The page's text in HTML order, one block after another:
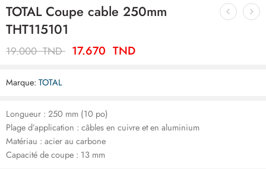
TOTAL Coupe cable 250mm
THT115101
19.000TND 17.670 TND
Marque: TOTAL
Longueur : 250 mm (10 po)
Plage d’application : câbles en cuivre et en aluminium
Matériau : acier au carbone
Capacité de coupe : 13 mm